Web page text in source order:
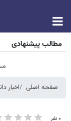
مطالب پیشنهادی
صفحه اصلی اخبار
۰ نفر